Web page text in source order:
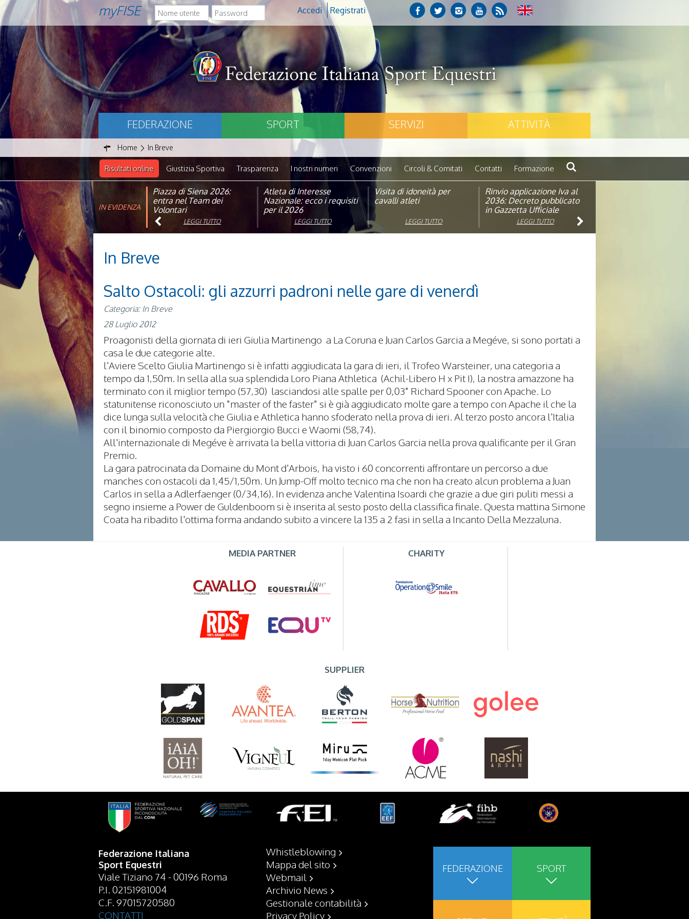
myFISE Accedi Registrati
FEDERAZIONE SPORT SERVIZI ATTIVITÀ
Home In Breve
Risultati online Giustizia Sportiva Trasparenza I nostri numeri Convenzioni Circoli & Comitati Contatti Formazione
IN EVIDENZA
Piazza di Siena 2026:
entra nel Team dei
Volontari
LEGGI TUTTO
Atleta di Interesse
Nazionale: ecco i requisiti
per il 2026
LEGGI TUTTO
Visita di idoneità per
cavalli atleti
LEGGI TUTTO
Rinvio applicazione Iva al
2036: Decreto pubblicato
in Gazzetta Ufficiale
LEGGI TUTTO
FISE: aperta la Campagna
affiliazione 2026
LEGGI TUTTO
Natale con la FISE: al via
la nona edizione
dell’iniziativa solidale della
Federazione Italiana Sport
Equestri
LEGGI TUTTO
Studente Atleta di alto
livello: pubblicato il bando
per l’anno scolastico
2025/2026LEGGI TUTTO
Visita veterinaria annuale
LEGGI TUTTO
In Breve
Salto Ostacoli: gli azzurri padroni nelle gare di venerdì
Categoria: In Breve
28 Luglio 2012
Proagonisti della giornata di ieri Giulia Martinengo a La Coruna e Juan Carlos Garcia a Megéve, si sono portati a
casa le due categorie alte.
l'Aviere Scelto Giulia Martinengo si è infatti aggiudicata la gara di ieri, il Trofeo Warsteiner, una categoria a
tempo da 1,50m. In sella alla sua splendida Loro Piana Athletica (Achil-Libero H x Pit I), la nostra amazzone ha
terminato con il miglior tempo (57,30) lasciandosi alle spalle per 0,03" Richard Spooner con Apache. Lo
statunitense riconosciuto un "master of the faster" si è già aggiudicato molte gare a tempo con Apache il che la
dice lunga sulla velocità che Giulia e Athletica hanno sfoderato nella prova di ieri. Al terzo posto ancora l'Italia
con il binomio composto da Piergiorgio Bucci e Waomi (58,74).
All'internazionale di Megéve è arrivata la bella vittoria di Juan Carlos Garcia nella prova qualificante per il Gran
Premio.
La gara patrocinata da Domaine du Mont d'Arbois, ha visto i 60 concorrenti affrontare un percorso a due
manches con ostacoli da 1,45/1,50m. Un Jump-Off molto tecnico ma che non ha creato alcun problema a Juan
Carlos in sella a Adlerfaenger (0/34,16). In evidenza anche Valentina Isoardi che grazie a due giri puliti messi a
segno insieme a Power de Guldenboom si è inserita al sesto posto della classifica finale. Questa mattina Simone
Coata ha ribadito l'ottima forma andando subito a vincere la 135 a 2 fasi in sella a Incanto Della Mezzaluna.
MEDIA PARTNER CHARITY
SUPPLIER
Federazione Italiana
Sport Equestri
Viale Tiziano 74 - 00196 Roma
P.I. 02151981004
C.F. 97015720580
CONTATTI
Whistleblowing
Mappa del sito
Webmail
Archivio News
Gestionale contabilità
Privacy Policy
FEDERAZIONE SPORT